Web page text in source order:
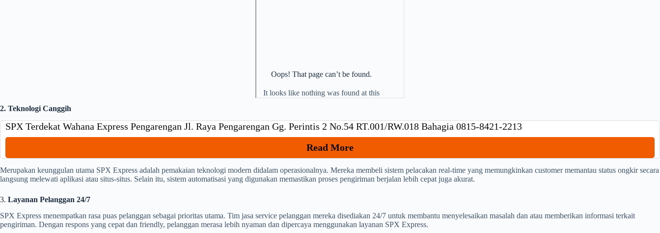
2. Teknologi Canggih
SPX Terdekat Wahana Express Pengarengan Jl. Raya Pengarengan Gg. Perintis 2 No.54 RT.001/RW.018 Bahagia 0815-8421-2213
Read More
Merupakan keunggulan utama SPX Express adalah pemakaian teknologi modern didalam operasionalnya. Mereka membeli sistem pelacakan real-time yang memungkinkan customer memantau status ongkir secara
langsung melewati aplikasi atau situs-situs. Selain itu, sistem automatisasi yang digunakan memastikan proses pengiriman berjalan lebih cepat juga akurat.
3. Layanan Pelanggan 24/7
SPX Express menempatkan rasa puas pelanggan sebagai prioritas utama. Tim jasa service pelanggan mereka disediakan 24/7 untuk membantu menyelesaikan masalah dan atau memberikan informasi terkait
pengiriman. Dengan respons yang cepat dan friendly, pelanggan merasa lebih nyaman dan dipercaya menggunakan layanan SPX Express.